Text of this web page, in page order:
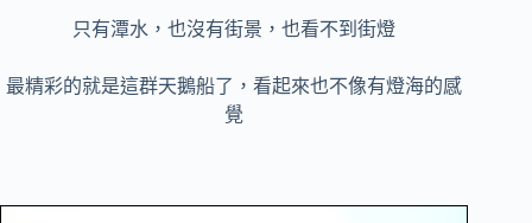
只有潭水，也沒有街景，也看不到街燈
最精彩的就是這群天鵝船了，看起來也不像有燈海的感
覺